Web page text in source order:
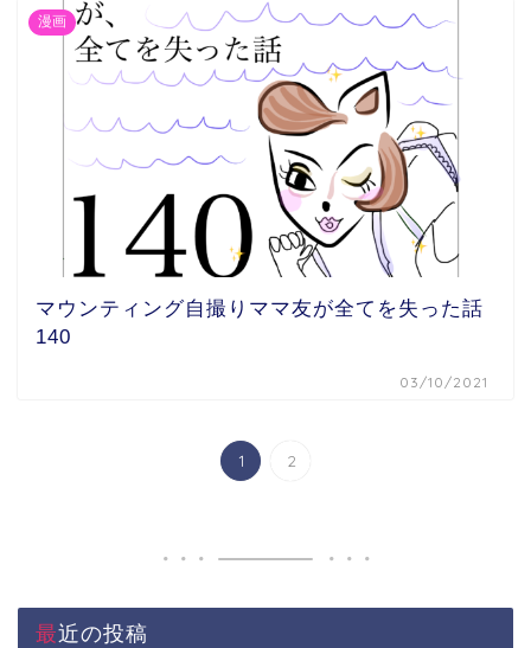
漫画
マウンティング自撮りママ友が全てを失った話
140
03/10/2021
1 2
最近の投稿